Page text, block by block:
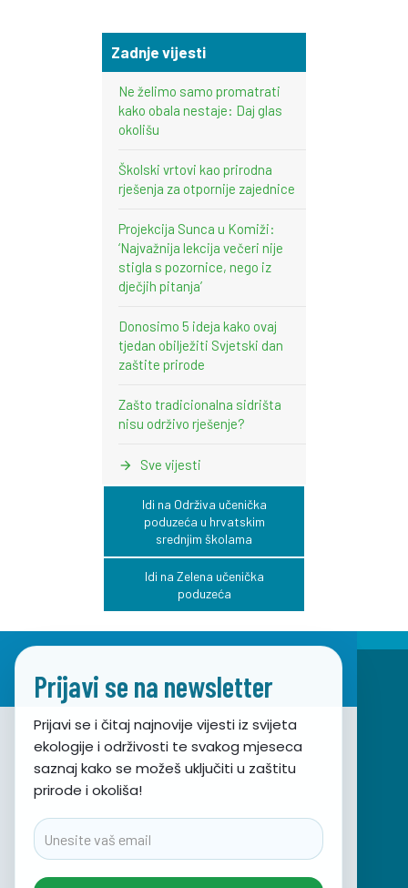
Zadnje vijesti
Ne želimo samo promatrati
kako obala nestaje: Daj glas
okolišu
Školski vrtovi kao prirodna
rješenja za otpornije zajednice
Projekcija Sunca u Komiži:
‘Najvažnija lekcija večeri nije
stigla s pozornice, nego iz
dječjih pitanja’
Donosimo 5 ideja kako ovaj
tjedan obilježiti Svjetski dan
zaštite prirode
Zašto tradicionalna sidrišta
nisu održivo rješenje?
Sve vijesti
Idi na Održiva učenička
poduzeća u hrvatskim
srednjim školama
Idi na Zelena učenička
poduzeća
Prijavi se na newsletter
Prijavi se i čitaj najnovije vijesti iz svijeta
ekologije i održivosti te svakog mjeseca
saznaj kako se možeš uključiti u zaštitu
prirode i okoliša!
Email
Udruga za prirodu, okoliš i održivi razvoj Sunce
Obala hrvatskog narodnog preporoda 7
21000 Split, Hrvatska
email:info@sunce-st.org
Tel: +385.21.360779